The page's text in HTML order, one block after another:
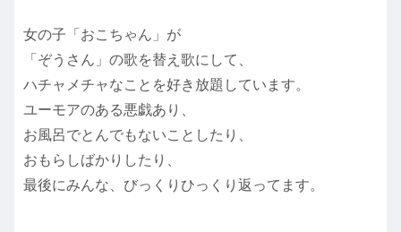
女の子「おこちゃん」が
「ぞうさん」の歌を替え歌にして、
ハチャメチャなことを好き放題しています。
ユーモアのある悪戯あり、
お風呂でとんでもないことしたり、
おもらしばかりしたり、
最後にみんな、びっくりひっくり返ってます。